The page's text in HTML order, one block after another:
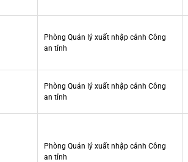
Phòng Quản lý xuất nhập cảnh Công
an tỉnh
Phòng Quản lý xuất nhập cảnh Công
an tỉnh
Phòng Quản lý xuất nhập cảnh Công
an tỉnh